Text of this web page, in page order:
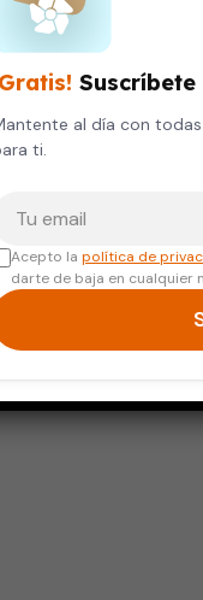
al día con
ti.
Acepto lapolítica de
darte de baja en cualquier